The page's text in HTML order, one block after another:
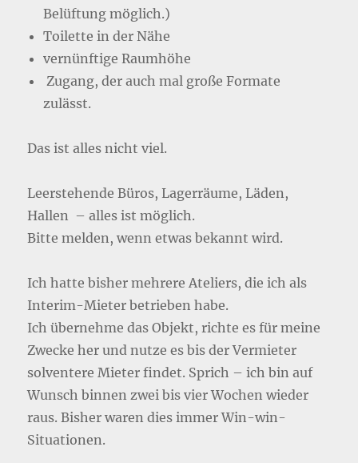
Belüftung möglich.)
Toilette in der Nähe
vernünftige Raumhöhe
Zugang, der auch mal große Formate
zulässt.
Das ist alles nicht viel.
Leerstehende Büros, Lagerräume, Läden,
Hallen – alles ist möglich.
Bitte melden, wenn etwas bekannt wird.
Ich hatte bisher mehrere Ateliers, die ich als
Interim-Mieter betrieben habe.
Ich übernehme das Objekt, richte es für meine
Zwecke her und nutze es bis der Vermieter
solventere Mieter findet. Sprich – ich bin auf
Wunsch binnen zwei bis vier Wochen wieder
raus. Bisher waren dies immer Win-win-
Situationen.